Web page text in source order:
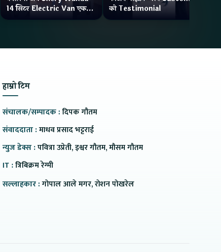
14 सिटर Electric Van एक
Charge मा दिन्छ 300KM
को Testimonial
हाम्रो टिम
संचालक/सम्पादक :दिपक गौतम
संवाददाता :माधव प्रसाद भट्टराई
न्युज डेक्स :पवित्रा उप्रेती, इश्वर गौतम, मौसम गौतम
IT :त्रिबिक्रम रेग्मी
सल्लाहकार :गोपाल आले मगर, रोशन पोखरेल